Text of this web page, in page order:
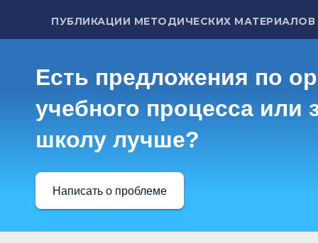
ПУБЛИКАЦИИ МЕТОДИЧЕСКИХ МАТЕРИАЛОВ
Есть предложения по
учебного процесса или
школу лучше?
Написать о проблеме